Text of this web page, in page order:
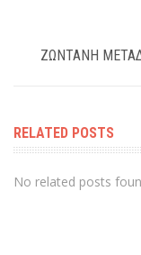
ΖΩΝΤΑΝΉ
RELATED POSTS
No related posts